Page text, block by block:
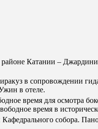
Катании –
в сопровождении
в отеле.
время для осмотра
время в
собора.